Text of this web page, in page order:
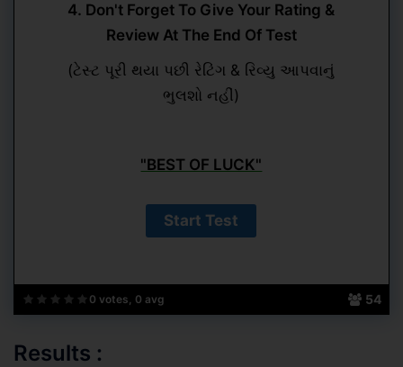
0 votes, 0 avg 54
4. Don't Forget To Give Your Rating &
Review At The End Of Test
(ટેસ્ટ પૂરી થયા પછી રેટિંગ & રિવ્યુ આપવાનું
ભુલશો નહીં)
"BEST OF LUCK"
Results :